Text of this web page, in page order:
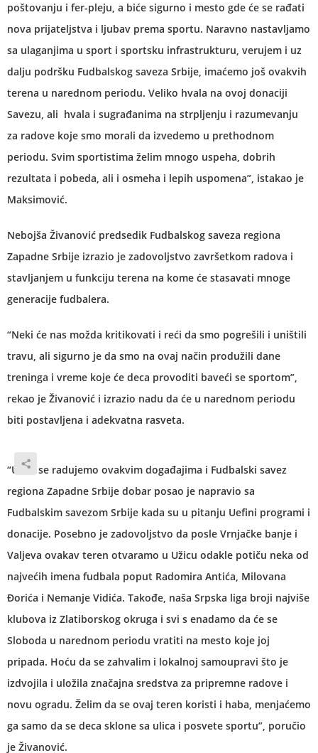
poštovanju i fer-pleju, a biće sigurno i mesto gde će se rađati
nova prijateljstva i ljubav prema sportu. Naravno nastavljamo
sa ulaganjima u sport i sportsku infrastrukturu, verujem i uz
dalju podršku Fudbalskog saveza Srbije, imaćemo još ovakvih
terena u narednom periodu. Veliko hvala na ovoj donaciji
Savezu, ali hvala i sugrađanima na strpljenju i razumevanju
za radove koje smo morali da izvedemo u prethodnom
periodu. Svim sportistima želim mnogo uspeha, dobrih
rezultata i pobeda, ali i osmeha i lepih uspomena”, istakao je
Maksimović.
Nebojša Živanović predsedik Fudbalskog saveza regiona
Zapadne Srbije izrazio je zadovoljstvo završetkom radova i
stavljanjem u funkciju terena na kome će stasavati mnoge
generacije fudbalera.
“Neki će nas možda kritikovati i reći da smo pogrešili i uništili
travu, ali sigurno je da smo na ovaj način produžili dane
treninga i vreme koje će deca provoditi baveći se sportom”,
rekao je Živanović i izrazio nadu da će u narednom periodu
biti postavljena i adekvatna rasveta.
“Uvek se radujemo ovakvim događajima i Fudbalski savez
regiona Zapadne Srbije dobar posao je napravio sa
Fudbalskim savezom Srbije kada su u pitanju Uefini programi i
donacije. Posebno je zadovoljstvo da posle Vrnjačke banje i
Valjeva ovakav teren otvaramo u Užicu odakle potiču neka od
najvećih imena fudbala poput Radomira Antića, Milovana
Đorića i Nemanje Vidića. Takođe, naša Srpska liga broji najviše
klubova iz Zlatiborskog okruga i svi s enadamo da će se
Sloboda u narednom periodu vratiti na mesto koje joj
pripada. Hoću da se zahvalim i lokalnoj samoupravi što je
izdvojila i uložila značajna sredstva za pripremne radove i
novu ogradu. Želim da se ovaj teren koristi i haba, menjaćemo
ga samo da se deca sklone sa ulica i posvete sportu”, poručio
je Živanović.